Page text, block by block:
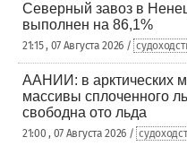
Северный завоз в
выполнен на 86,1%
21:15 , 07 Августа 2026 /
ААНИИ: в арктических
массивы сплоченного
свободна ото льда
21:00 , 07 Августа 2026 /